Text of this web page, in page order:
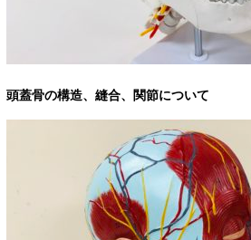
頭蓋骨の構造、縫合、関節について